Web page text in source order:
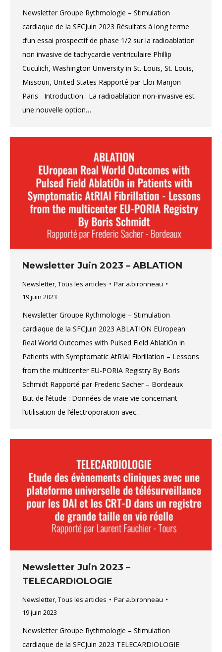
Newsletter Groupe Rythmologie – Stimulation
cardiaque de la SFCJuin 2023 Résultats à long terme
d’un essai prospectif de phase 1/2 sur la radioablation
non invasive de tachycardie ventriculaire Phillip
Cuculich, Washington University in St. Louis, St. Louis,
Missouri, United States Rapporté par Eloi Marijon –
Paris Introduction : La radioablation non-invasive est
une nouvelle option…
Newsletter Juin 2023 – ABLATION
Newsletter,Tous les articles Par a.bironneau
19 juin 2023
Newsletter Groupe Rythmologie – Stimulation
cardiaque de la SFCJuin 2023 ABLATION EUropean
Real World Outcomes with Pulsed Field AblatiOn in
Patients with Symptomatic AtRIAl Fibrillation – Lessons
from the multicenter EU-PORIA Registry By Boris
Schmidt Rapporté par Frederic Sacher – Bordeaux
But de l’étude : Données de vraie vie concernant
l’utilisation de l’électroporation avec…
Newsletter Juin 2023 –
TELECARDIOLOGIE
Newsletter,Tous les articles Par a.bironneau
19 juin 2023
Newsletter Groupe Rythmologie – Stimulation
cardiaque de la SFCJuin 2023 TELECARDIOLOGIE